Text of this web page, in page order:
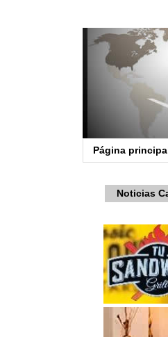
Página
Noticias